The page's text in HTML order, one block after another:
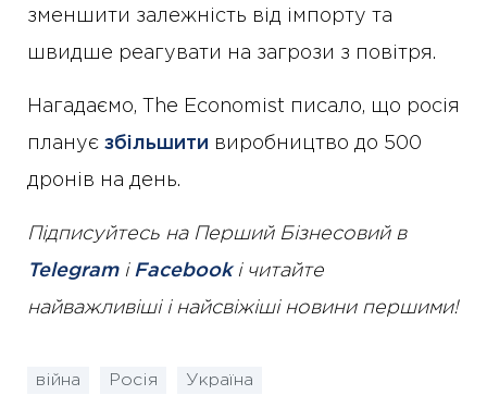
зменшити залежність від імпорту та
швидше реагувати на загрози з повітря.
Нагадаємо, The Economist писало, що росія
планує збільшити виробництво до 500
дронів на день.
Підписуйтесь на Перший Бізнесовий в
Telegramі Facebookі читайте
найважливіші і найсвіжіші новини першими!
війна Росія Україна